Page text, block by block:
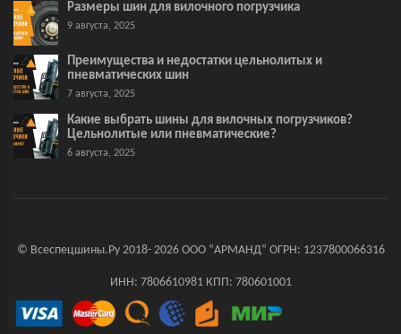
Размеры шин для вилочного погрузчика
9 августа, 2025
Преимущества и недостатки цельнолитых и
пневматических шин
7 августа, 2025
Какие выбрать шины для вилочных погрузчиков?
Цельнолитые или пневматические?
6 августа, 2025
© Всеспецшины.Ру 2018- 2026 ООО “АРМАНД” ОГРН: 1237800066316
ИНН: 7806610981 КПП: 780601001